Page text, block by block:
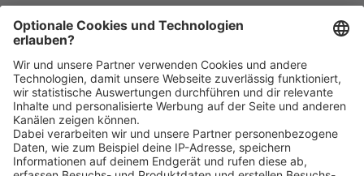
diese ausschließlich digital ein. Im Anschluss an deine
Bewerbung kommen wir zeitnah per E-Mail oder
telefonisch auf dich zu.